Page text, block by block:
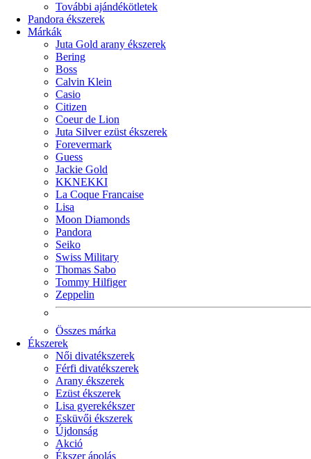
További ajándékötletek
Pandora ékszerek
Márkák
Juta Gold arany ékszerek
Bering
Boss
Calvin Klein
Casio
Citizen
Coeur de Lion
Juta Silver ezüst ékszerek
Forevermark
Guess
Jackie Gold
KKNEKKI
La Coque Francaise
Lisa
Moon Diamonds
Pandora
Seiko
Swiss Military
Thomas Sabo
Tommy Hilfiger
Zeppelin
Összes márka
Ékszerek
Női divatékszerek
Férfi divatékszerek
Arany ékszerek
Ezüst ékszerek
Lisa gyerekékszer
Esküvői ékszerek
Újdonság
Akció
Ékszer ápolás